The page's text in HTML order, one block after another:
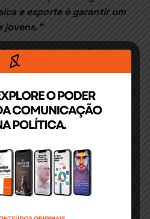
e esporte é garantir um
jovens.”
Itabunense de Cultura
iniciativas para
em eventos
Alta Demanda
Filas
matrículas para